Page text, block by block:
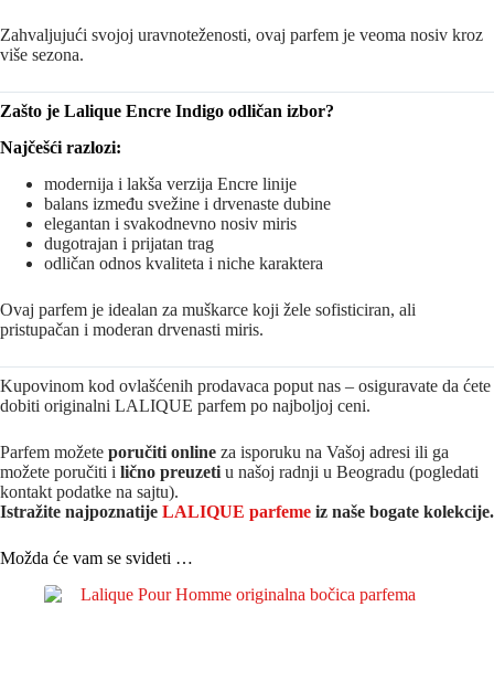
Zahvaljujući svojoj uravnoteženosti, ovaj parfem je veoma nosiv kroz
više sezona.
Zašto je Lalique Encre Indigo odličan izbor?
Najčešći razlozi:
modernija i lakša verzija Encre linije
balans između svežine i drvenaste dubine
elegantan i svakodnevno nosiv miris
dugotrajan i prijatan trag
odličan odnos kvaliteta i niche karaktera
Ovaj parfem je idealan za muškarce koji žele sofisticiran, ali
pristupačan i moderan drvenasti miris.
Kupovinom kod ovlašćenih prodavaca poput nas – osiguravate da ćete
dobiti originalni LALIQUE parfem po najboljoj ceni.
Parfem možete poručiti online za isporuku na Vašoj adresi ili ga
možete poručiti i lično preuzeti u našoj radnji u Beogradu (pogledati
kontakt podatke na sajtu).
Istražite najpoznatije LALIQUE parfeme iz naše bogate kolekcije.
Možda će vam se svideti …